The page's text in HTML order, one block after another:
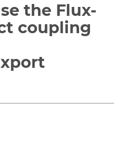
the Flux-
coupling